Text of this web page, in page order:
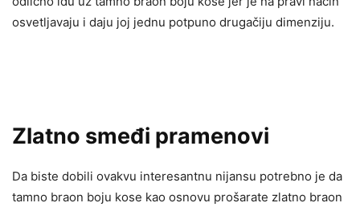
osvetljavaju i daju joj jednu potpuno drugačiju dimenziju.
Zlatno smeđi pramenovi
Da biste dobili ovakvu interesantnu nijansu potrebno je da
tamno braon boju kose kao osnovu prošarate zlatno braon